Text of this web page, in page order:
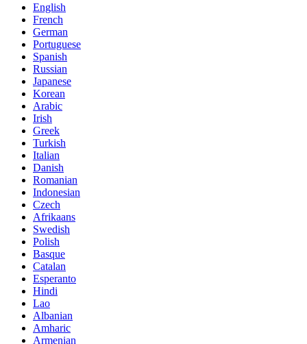
English
French
German
Portuguese
Spanish
Russian
Japanese
Korean
Arabic
Irish
Greek
Turkish
Italian
Danish
Romanian
Indonesian
Czech
Afrikaans
Swedish
Polish
Basque
Catalan
Esperanto
Hindi
Lao
Albanian
Amharic
Armenian